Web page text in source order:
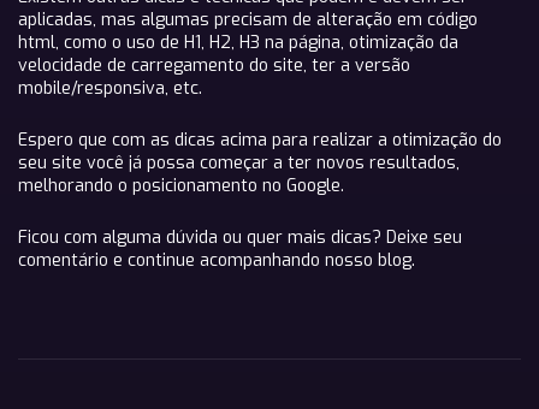
aplicadas, mas algumas precisam de alteração em código
html, como o uso de H1, H2, H3 na página, otimização da
velocidade de carregamento do site, ter a versão
mobile/responsiva, etc.
Espero que com as dicas acima para realizar a otimização do
seu site você já possa começar a ter novos resultados,
melhorando o posicionamento no Google.
Ficou com alguma dúvida ou quer mais dicas? Deixe seu
comentário e continue acompanhando nosso blog.